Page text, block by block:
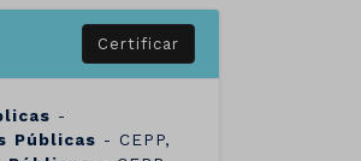
Certificar
-
Públicas - CEPP,